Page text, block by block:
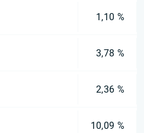
1,10 %
3,78 %
2,36 %
10,09 %